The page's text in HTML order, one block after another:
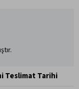
Teslimat Tarihi